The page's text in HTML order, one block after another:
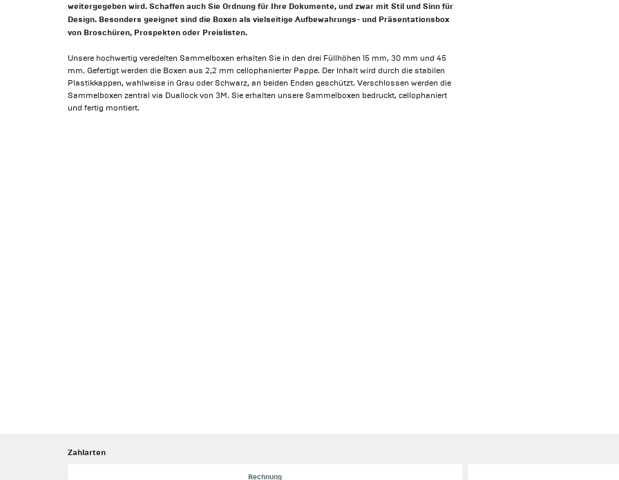
weitergegeben wird. Schaffen auch Sie Ordnung für Ihre Dokumente, und zwar mit Stil und Sinn für
Design. Besonders geeignet sind die Boxen als vielseitige Aufbewahrungs- und Präsentationsbox
von Broschüren, Prospekten oder Preislisten.
Unsere hochwertig veredelten Sammelboxen erhalten Sie in den drei Füllhöhen 15 mm, 30 mm und 45
mm. Gefertigt werden die Boxen aus 2,2 mm cellophanierter Pappe. Der Inhalt wird durch die stabilen
Plastikkappen, wahlweise in Grau oder Schwarz, an beiden Enden geschützt. Verschlossen werden die
Sammelboxen zentral via Duallock von 3M. Sie erhalten unsere Sammelboxen bedruckt, cellophaniert
und fertig montiert.
Zahlarten
Rechnung